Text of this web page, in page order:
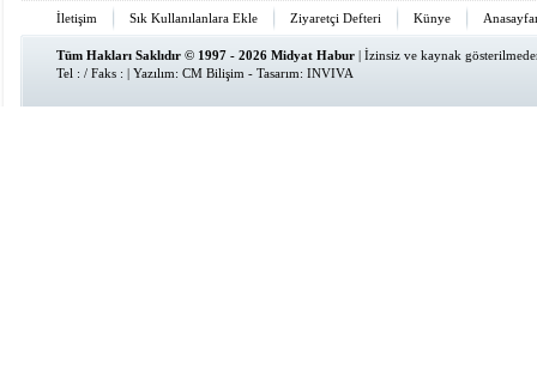
İletişim Sık Kullanılanlara Ekle Ziyaretçi Defteri Künye
Tüm Hakları Saklıdır © 1997 - 2026 Midyat Habur | İzinsiz ve kaynak
Tel : / Faks : | Yazılım: CM Bilişim - Tasarım: INVIVA